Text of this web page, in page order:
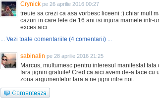
Crynick pe 26 aprilie 2016 00:27
treuie sa crezi ca asa vorbesc liceeni :).chiar mult
cazuri in care fete de 16 ani isi injura mamele intr-
exces aici
... Vezi toate comentariile (4 comentarii) ...
sabinalin pe 28 aprilie 2016 21:25
Marcus, multumesc pentru interesul manifestat
fara jigniri gratuite! Cred ca aici avem de-a face cu
zona argumentelor fara a ne jigni intre noi.